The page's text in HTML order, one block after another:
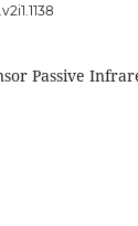
Passive